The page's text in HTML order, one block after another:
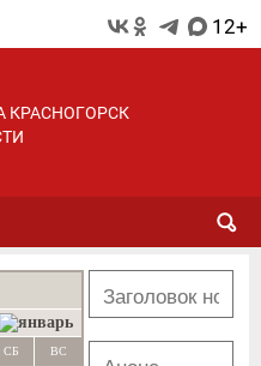
12+
КРАСНОГОРСК
СБ ВС